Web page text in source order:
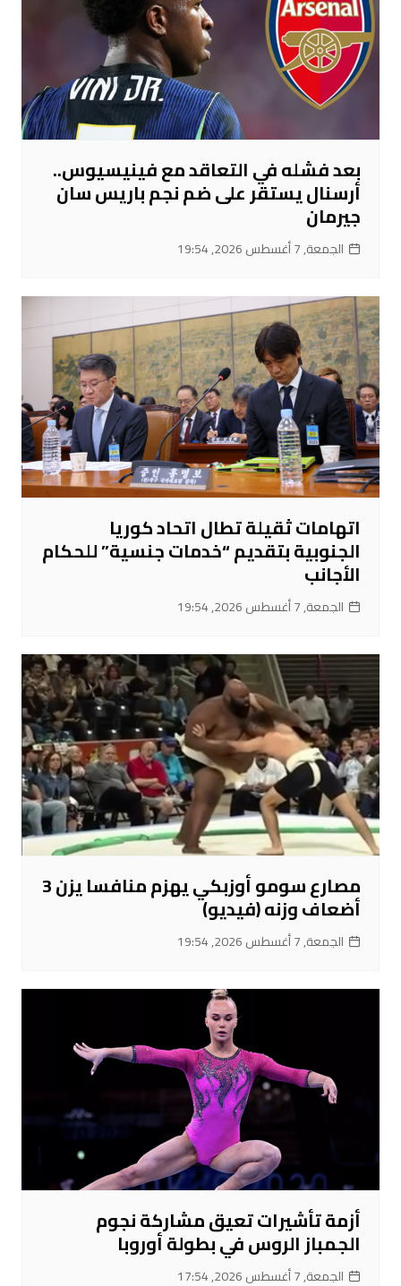
بعد فشله في التعاقد مع فينيسيوس..
أرسنال يستقر على ضم نجم باريس سان
جيرمان
الجمعة, 7 أغسطس 2026, 19:54
اتهامات ثقيلة تطال اتحاد كوريا
الجنوبية بتقديم “خدمات جنسية” للحكام
الأجانب
الجمعة, 7 أغسطس 2026, 19:54
مصارع سومو أوزبكي يهزم منافسا يزن 3
أضعاف وزنه (فيديو)
الجمعة, 7 أغسطس 2026, 19:54
أزمة تأشيرات تعيق مشاركة نجوم
الجمباز الروس في بطولة أوروبا
الجمعة, 7 أغسطس 2026, 17:54